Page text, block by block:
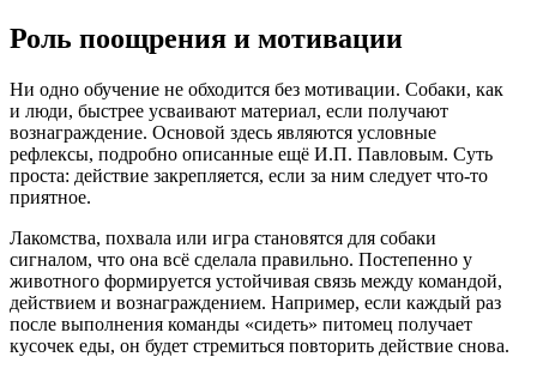
Роль поощрения и мотивации
Ни одно обучение не обходится без мотивации. Собаки, как
и люди, быстрее усваивают материал, если получают
вознаграждение. Основой здесь являются условные
рефлексы, подробно описанные ещё И.П. Павловым. Суть
проста: действие закрепляется, если за ним следует что-то
приятное.
Лакомства, похвала или игра становятся для собаки
сигналом, что она всё сделала правильно. Постепенно у
животного формируется устойчивая связь между командой,
действием и вознаграждением. Например, если каждый раз
после выполнения команды «сидеть» питомец получает
кусочек еды, он будет стремиться повторить действие снова.